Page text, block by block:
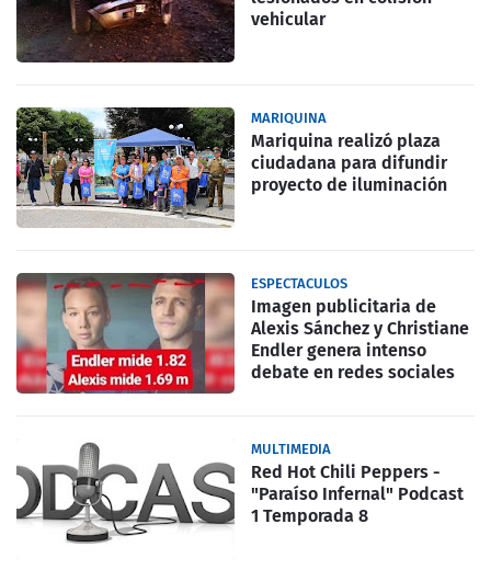
vehicular
MARIQUINA
Mariquina realizó plaza
ciudadana para difundir
proyecto de iluminación
ESPECTACULOS
Imagen publicitaria de
Alexis Sánchez y Christiane
Endler genera intenso
debate en redes sociales
MULTIMEDIA
Red Hot Chili Peppers -
"Paraíso Infernal" Podcast
1 Temporada 8